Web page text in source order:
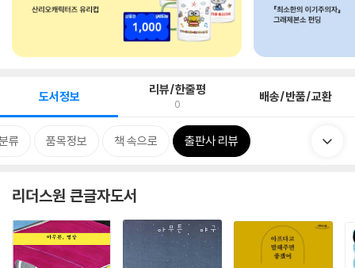
도서정보 리뷰/한줄평
0 배송/반품/교환
류 품목정보 책 속으로 출판사 리뷰
리더스원 큰글자도서